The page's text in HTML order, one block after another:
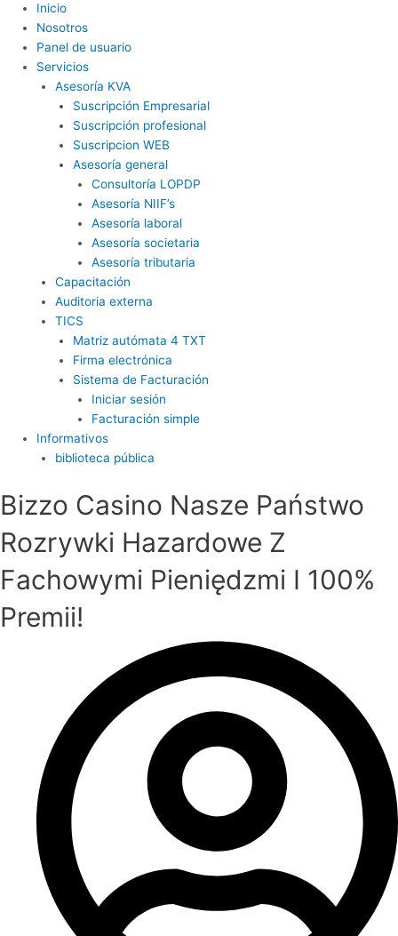
Inicio
Nosotros
Panel de usuario
Servicios
Asesoría KVA
Suscripción Empresarial
Suscripción profesional
Suscripcion WEB
Asesoría general
Consultoría LOPDP
Asesoría NIIF’s
Asesoría laboral
Asesoría societaria
Asesoría tributaria
Capacitación
Auditoria externa
TICS
Matriz autómata 4 TXT
Firma electrónica
Sistema de Facturación
Iniciar sesión
Facturación simple
Informativos
biblioteca pública
Bizzo Casino Nasze Państwo
Rozrywki Hazardowe Z
Fachowymi Pieniędzmi I 100%
Premii!